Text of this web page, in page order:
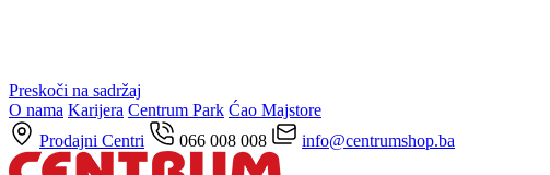
Preskoči na sadržaj
O nama Karijera Centrum Park Ćao Majstore
Prodajni Centri
066 008 008 info@centrumshop.ba